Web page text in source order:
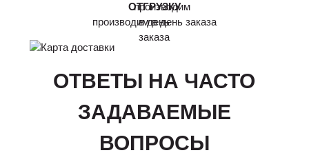
ОТГРУЗКУ
производим в день заказа
ОТВЕТЫ НА ЧАСТО
ЗАДАВАЕМЫЕ
ВОПРОСЫ